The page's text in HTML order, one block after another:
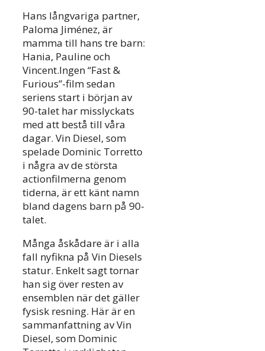
Hans långvariga partner,
Paloma Jiménez, är
mamma till hans tre barn:
Hania, Pauline och
Vincent.Ingen “Fast &
Furious”-film sedan
seriens start i början av
90-talet har misslyckats
med att bestå till våra
dagar. Vin Diesel, som
spelade Dominic Torretto
i några av de största
actionfilmerna genom
tiderna, är ett känt namn
bland dagens barn på 90-
talet.
Många åskådare är i alla
fall nyfikna på Vin Diesels
statur. Enkelt sagt tornar
han sig över resten av
ensemblen när det gäller
fysisk resning. Här är en
sammanfattning av Vin
Diesel, som Dominic